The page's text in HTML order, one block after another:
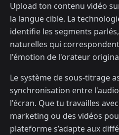
Upload ton contenu vidéo
la langue cible. La
identifie les segments
naturelles qui
l'émotion de l'orateur
Le système de sous-titrage
synchronisation entre
l'écran. Que tu travailles
marketing ou des vidéos
plateforme s’adapte aux